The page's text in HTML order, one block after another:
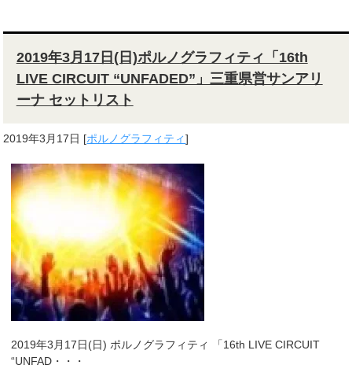
2019年3月17日(日)ポルノグラフィティ「16th
LIVE CIRCUIT “UNFADED”」三重県営サンアリ
ーナ セットリスト
2019年3月17日 [ポルノグラフィティ]
2019年3月17日(日) ポルノグラフィティ 「16th LIVE CIRCUIT
“UNFAD・・・